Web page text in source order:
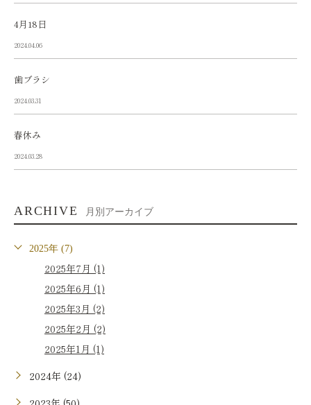
4月18日
2024.04.06
歯ブラシ
2024.03.31
春休み
2024.03.28
ARCHIVE 月別アーカイブ
2025年 (7)
2025年7月 (1)
2025年6月 (1)
2025年3月 (2)
2025年2月 (2)
2025年1月 (1)
2024年 (24)